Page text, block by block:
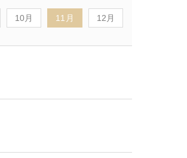
10月 11月 12月